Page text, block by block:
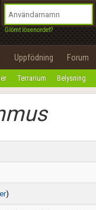
Glömt lösenordet?
Uppfödning Forum
Terrarium Belysning
)
Privacy Policy
till förstasidan